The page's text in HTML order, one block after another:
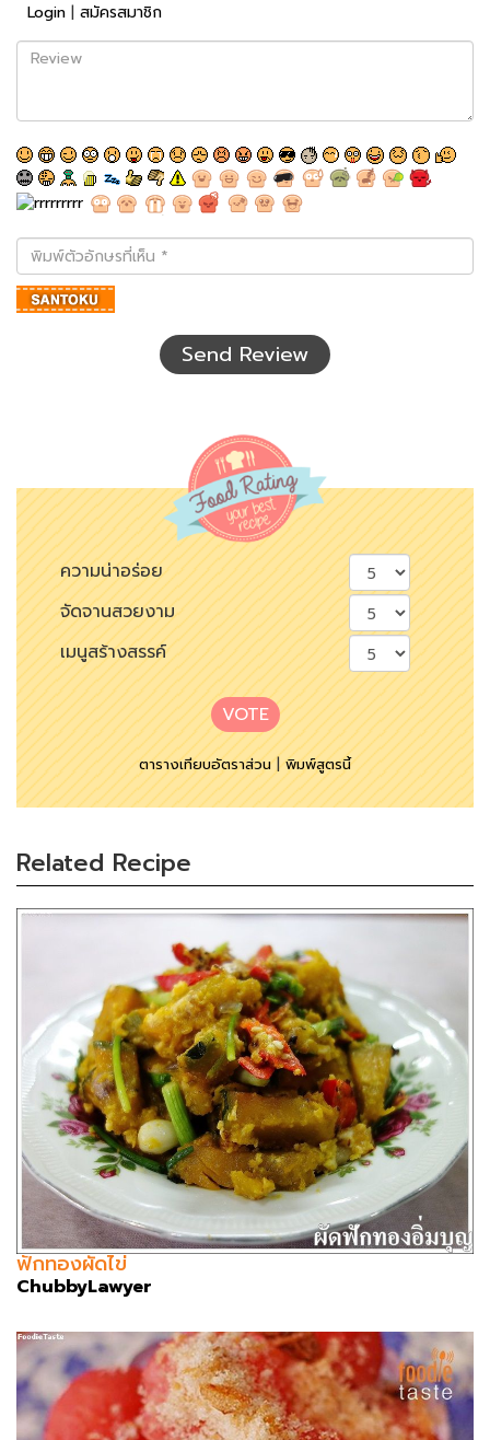
Login | สมัครสมาชิก
Review
พิมพ์
ตัว
อักษร
ที่
Send Review
ความน่าอร่อย
จัดจานสวยงาม
เมนูสร้างสรรค์
VOTE
ตารางเทียบอัตราส่วน|พิมพ์สูตรนี้
Related Recipe
ฟักทองผัดไข่
ChubbyLawyer